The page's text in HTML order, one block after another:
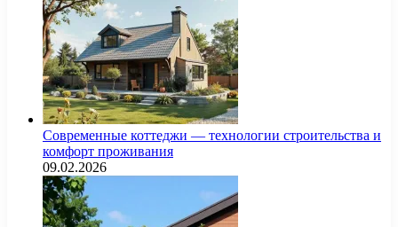
Современные коттеджи — технологии строительства и
комфорт проживания
09.02.2026